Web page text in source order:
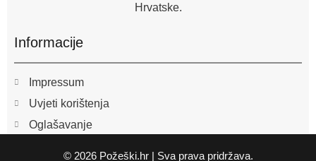
Hrvatske.
Informacije
Impressum
Uvjeti korištenja
Oglašavanje
© 2026 Požeški.hr | Sva prava pridržava.